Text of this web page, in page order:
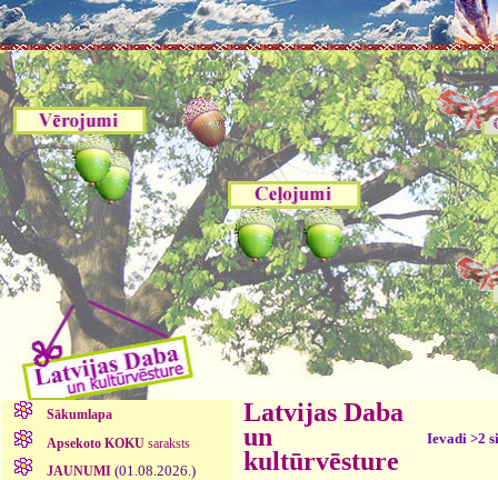
Sākumlapa
Apsekoto KOKUsaraksts
JAUNUMI (01.08.2026.)
Latvijas Daba
un
kultūrvēsture
Ievadi >2